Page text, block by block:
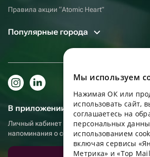
Правила акции “Atomic Heart”
Популярные города
В приложении еще удобнее!
Личный кабинет получателя, больше
напоминания о событиях
Мы используем
Нажимая ОК или
использовать сайт,
соглашаетесь на
персональных
использованием
включая сервисы
Метрика» и «Top